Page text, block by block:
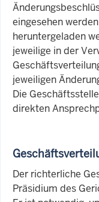
eingesehen
heruntergeladen
jeweilige in der
jeweiligen
Die
direkten
Der richterliche
Präsidium des